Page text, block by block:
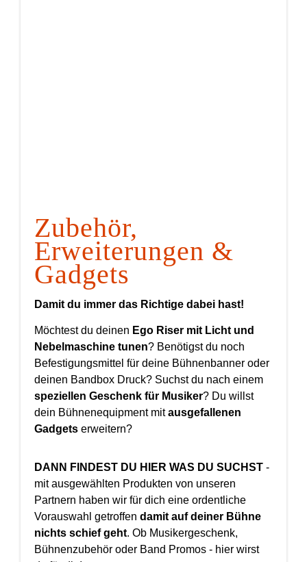
Zubehör,
Erweiterungen &
Gadgets
Damit du immer das Richtige dabei hast!
Möchtest du deinen Ego Riser mit Licht und
Nebelmaschine tunen? Benötigst du noch
Befestigungsmittel für deine Bühnenbanner oder
deinen Bandbox Druck? Suchst du nach einem
speziellen Geschenk für Musiker? Du willst
dein Bühnenequipment mitausgefallenen
Gadgets erweitern?
DANN FINDEST DU HIER WAS DU SUCHST -
mit ausgewählten Produkten von unseren
Partnern haben wir für dich eine ordentliche
Vorauswahl getroffen damit auf deiner Bühne
nichts schief geht. Ob Musikergeschenk,
Bühnenzubehör oder Band Promos - hier wirst